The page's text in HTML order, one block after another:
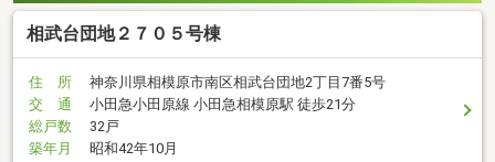
相武台団地２７０５号棟
住 所
神奈川県相模原市南区相武台団地2丁目7番5号
交 通
小田急小田原線 小田急相模原駅 徒歩21分
総戸数
32戸
築年月
昭和42年10月